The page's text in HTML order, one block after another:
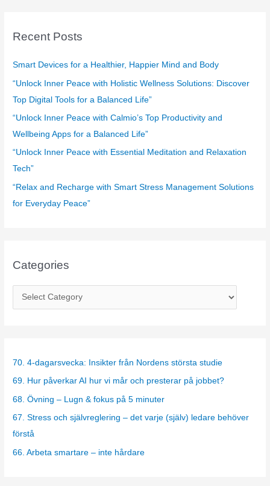
c
f
o
r
Recent Posts
Smart Devices for a Healthier, Happier Mind and Body
“Unlock Inner Peace with Holistic Wellness Solutions: Discover
Top Digital Tools for a Balanced Life”
“Unlock Inner Peace with Calmio’s Top Productivity and
Wellbeing Apps for a Balanced Life”
“Unlock Inner Peace with Essential Meditation and Relaxation
Tech”
“Relax and Recharge with Smart Stress Management Solutions
for Everyday Peace”
Categories
a
g
e
s
70. 4-dagarsvecka: Insikter från Nordens största studie
69. Hur påverkar AI hur vi mår och presterar på jobbet?
68. Övning – Lugn & fokus på 5 minuter
67. Stress och självreglering – det varje (själv) ledare behöver
förstå
66. Arbeta smartare – inte hårdare